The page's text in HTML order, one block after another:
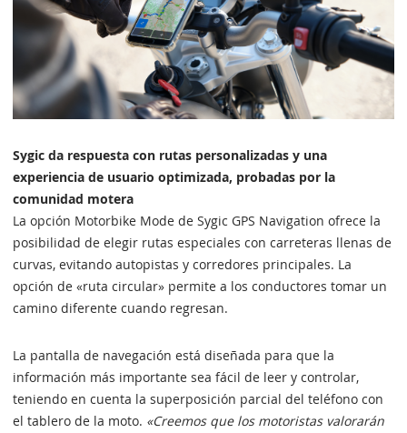
Sygic da respuesta con rutas personalizadas y una
experiencia de usuario optimizada, probadas por la
comunidad motera
La opción Motorbike Mode de Sygic GPS Navigation ofrece la
posibilidad de elegir rutas especiales con carreteras llenas de
curvas, evitando autopistas y corredores principales. La
opción de «ruta circular» permite a los conductores tomar un
camino diferente cuando regresan.
La pantalla de navegación está diseñada para que la
información más importante sea fácil de leer y controlar,
teniendo en cuenta la superposición parcial del teléfono con
el tablero de la moto. «Creemos que los motoristas valorarán